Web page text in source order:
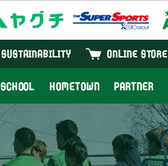
ONLINE STORE
SUSTAINABILITY
SCHOOL HOMETOWN PARTNER